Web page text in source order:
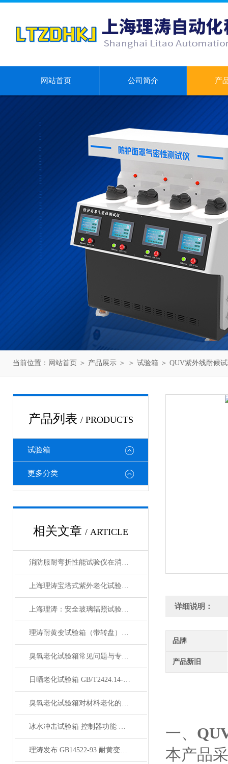
网站首页 公司简介 产
当前位置： 网站首页 ＞ 产品展示 ＞ ＞ 试验箱 ＞ QUV紫外线耐候
产品列表 / PRODUCTS
试验箱
更多分类
相关文章 / ARTICLE
消防服耐弯折性能试验仪在消防服热防护性能衰减评估中的应用
上海理涛宝塔式紫外老化试验箱：性能稳定，科研与生产的理想选择
上海理涛：安全玻璃辐照试验箱，精准检测确保品质
理涛耐黄变试验箱（带转盘）操作规程 检测数据精准 符合测试标准
臭氧老化试验箱常见问题与专业解决方案汇总
日晒老化试验箱 GB/T2424.14-1995 综合气候试验装置 功能介绍
臭氧老化试验箱对材料老化的影响是怎样的？
冰水冲击试验箱 控制器功能 安全保护系统 上海理涛发布
理涛发布 GB14522-93 耐黄变试验箱 温度控制 湿度控制
详细说明：
品牌
产品新旧
一、
本产品